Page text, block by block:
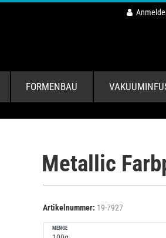
FORMENBAU
Metallic
Artikelnummer: 19-7927
MENGE